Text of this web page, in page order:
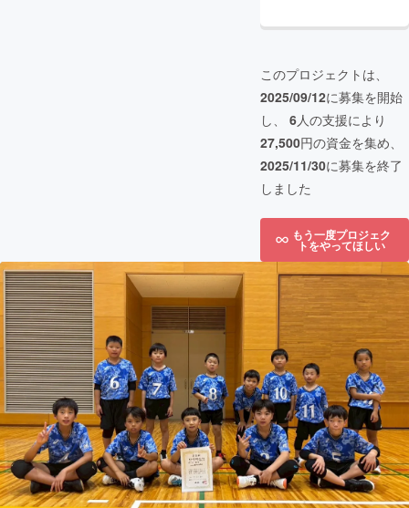
このプロジェクトは、
2025/09/12に募集を開始
し、 6人の支援により
27,500円の資金を集め、
2025/11/30に募集を終了
しました
もう一度プロジェク
トをやってほしい